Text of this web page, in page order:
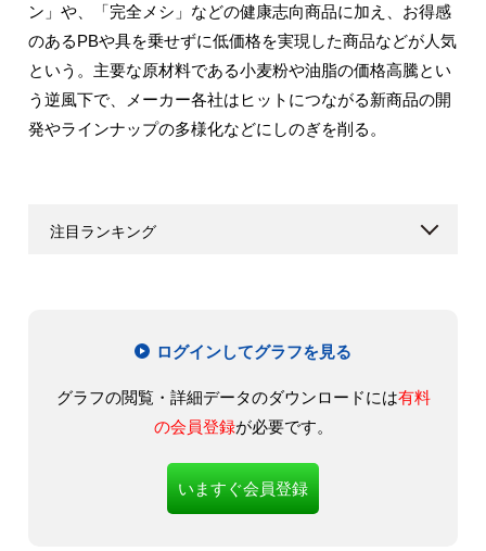
ン」や、「完全メシ」などの健康志向商品に加え、お得感
のあるPBや具を乗せずに低価格を実現した商品などが人気
という。主要な原材料である小麦粉や油脂の価格高騰とい
う逆風下で、メーカー各社はヒットにつながる新商品の開
発やラインナップの多様化などにしのぎを削る。
注目ランキング
ログインしてグラフを見る
グラフの閲覧・詳細データのダウンロードには有料
の会員登録が必要です。
いますぐ会員登録